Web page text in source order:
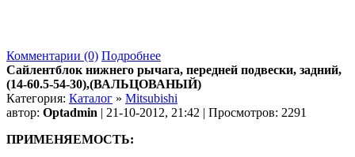
Комментарии (0) Подробнее
Сайлентблок нижнего рычага, передней подвески, задний,
(14-60.5-54-30),(ВАЛЬЦОВАНЫЙ)
Категория: Каталог » Mitsubishi
автор: Optadmin | 21-10-2012, 21:42 | Просмотров: 2291
ПРИМЕНЯЕМОСТЬ: